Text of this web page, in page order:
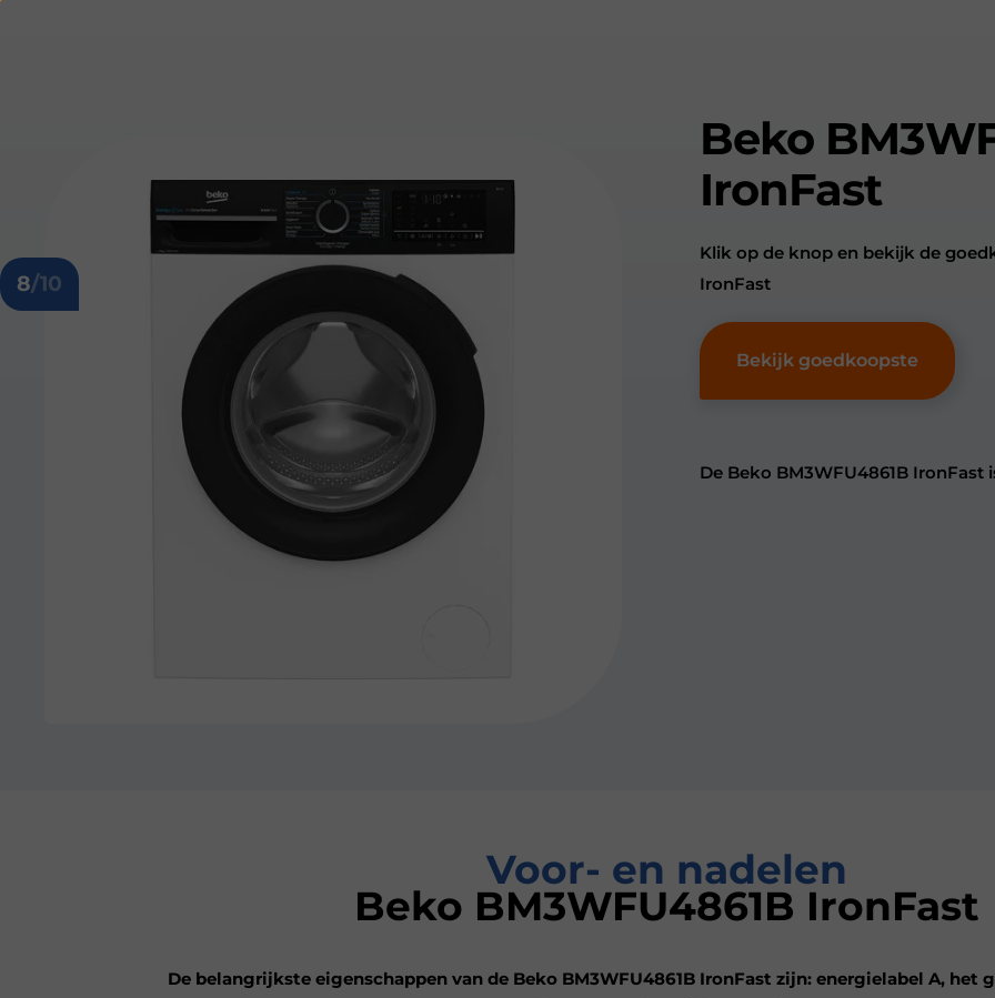
8/10
Beko
IronFast
Klik op de knop en bekijk de
IronFast
Bekijk goedkoopste
De Beko BM3WFU4861B IronFast
Voor- en nadelen
Beko BM3WFU4861B IronFast
De belangrijkste eigenschappen van de Beko BM3WFU4861B IronFast zijn: energielabel A, het